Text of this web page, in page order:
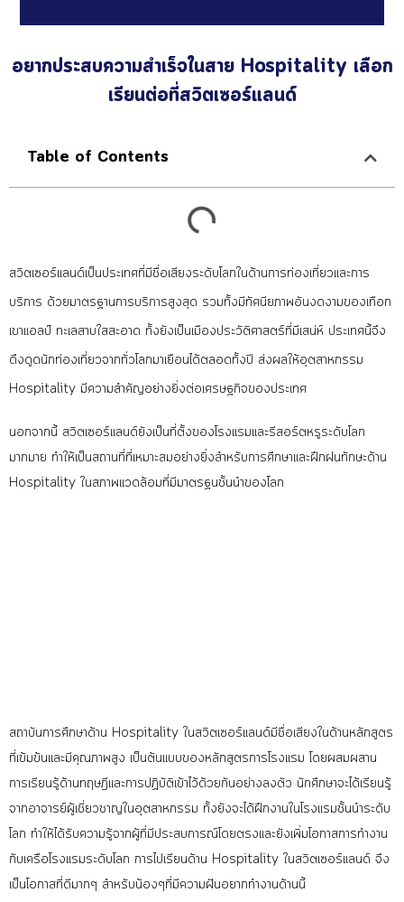
อยากประสบความสำเร็จในสาย Hospitality เลือก
เรียนต่อที่สวิตเซอร์แลนด์
Table of Contents
สวิตเซอร์แลนด์เป็นประเทศที่มีชื่อเสียงระดับโลกในด้านการท่องเที่ยวและการ
บริการ ด้วยมาตรฐานการบริการสูงสุด รวมทั้งมีทัศนียภาพอันงดงามของเทือก
เขาแอลป์ ทะเลสาบใสสะอาด ทั้งยังเป็นเมืองประวัติศาสตร์ที่มีเสน่ห์ ประเทศนี้จึง
ดึงดูดนักท่องเที่ยวจากทั่วโลกมาเยือนได้ตลอดทั้งปี ส่งผลให้อุตสาหกรรม
Hospitality มีความสำคัญอย่างยิ่งต่อเศรษฐกิจของประเทศ
นอกจากนี้ สวิตเซอร์แลนด์ยังเป็นที่ตั้งของโรงแรมและรีสอร์ตหรูระดับโลก
มากมาย ทำให้เป็นสถานที่ที่เหมาะสมอย่างยิ่งสำหรับการศึกษาและฝึกฝนทักษะด้าน
Hospitality ในสภาพแวดล้อมที่มีมาตรฐนชั้นนำของโลก
สถาบันการศึกษาด้าน Hospitality ในสวิตเซอร์แลนด์มีชื่อเสียงในด้านหลักสูตร
ที่เข้มข้นและมีคุณภาพสูง เป็นต้นแบบของหลักสูตรการโรงแรม โดยผสมผสาน
การเรียนรู้ด้านทฤษฎีและการปฏิบัติเข้าไว้ด้วยกันอย่างลงตัว นักศึกษาจะได้เรียนรู้
จากอาจารย์ผู้เชี่ยวชาญในอุตสาหกรรม ทั้งยังจะได้ฝึกงานในโรงแรมชั้นนำระดับ
โลก ทำให้ได้รับความรู้จากผู้ที่มีประสบการณ์โดยตรงและยังเพิ่มโอกาสการทำงาน
กับเครือโรงแรมระดับโลก การไปเรียนด้าน Hospitality ในสวิตเซอร์แลนด์ จึง
เป็นโอกาสที่ดีมากๆ สำหรับน้องๆที่มีความฝันอยากทำงานด้านนี้